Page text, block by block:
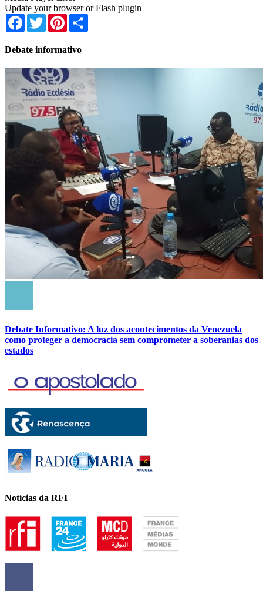
Update your browser or Flash plugin
Facebook
TwitterPinterest
Debate informativo
Debate Informativo: A luz dos acontecimentos da Venezuela
como proteger a democracia sem comprometer a soberanias dos
estados
Notícias da RFI